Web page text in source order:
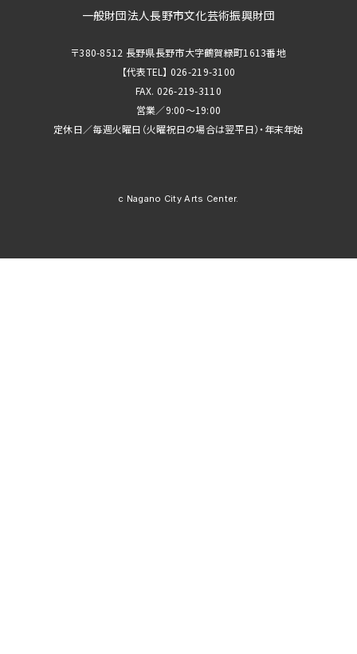
一般財団法人長野市文化芸術振興財団
〒380-8512 長野県長野市大字鶴賀緑町1613番地
【代表TEL】 026-219-3100
FAX. 026-219-3110
営業／9:00～19:00
定休日／毎週火曜日（火曜祝日の場合は翌平日）・年末年始
c Nagano City Arts Center.